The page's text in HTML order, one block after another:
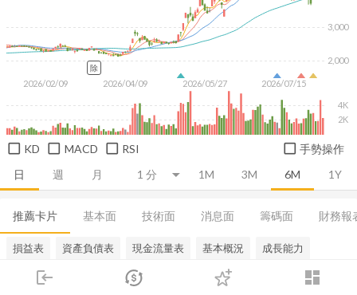
login dashboard
市場 登入
日 週 月 1M 3M 6M 1Y
2026/02/09 2026/04/09 2026/05/27 2026/07/15
2,000
3,000
2K
4K
除
KD MACD RSI 手勢操作
推薦卡片 基本面 技術面 消息面 籌碼面 財務報
損益表 資產負債表 現金流量表 基本概況 成長能力